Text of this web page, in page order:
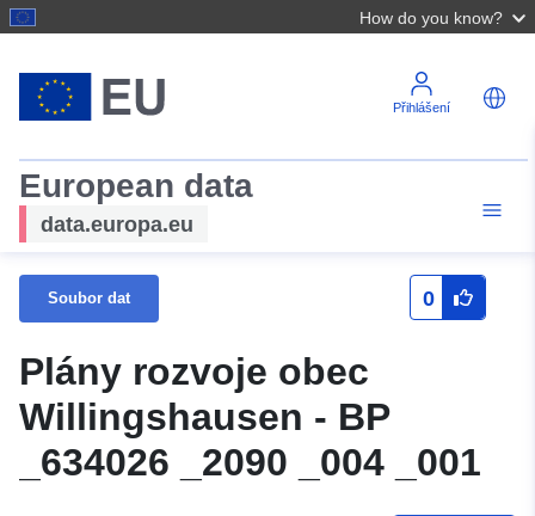
How do you know?
Přihlášení
European data
data.europa.eu
Soubor dat 0
Plány rozvoje obec
Willingshausen - BP
_634026 _2090 _004 _001